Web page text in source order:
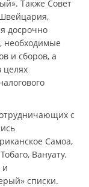
Также Совет
досрочно
необходимые
и сборов, а
с
Самоа,
Вануату.
и
списки.